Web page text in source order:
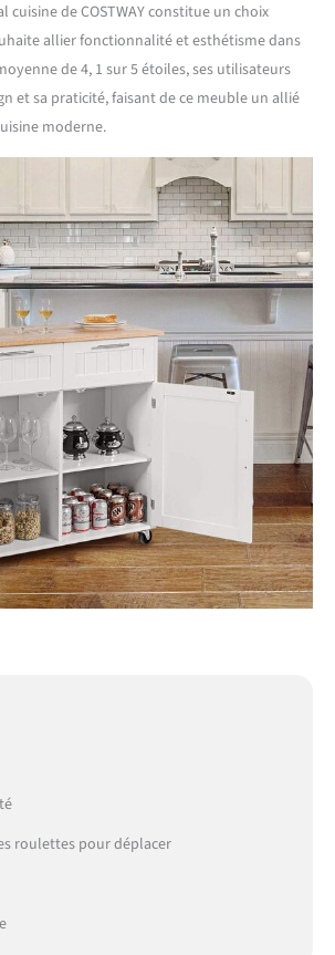
cuisine de COSTWAY constitue un choix
allier fonctionnalité et esthétisme dans
de 4, 1 sur 5 étoiles, ses utilisateurs
et sa praticité, faisant de ce meuble un allié
moderne.
roulettes pour déplacer